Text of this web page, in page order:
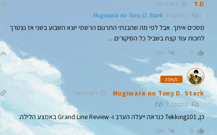
T.D 5 שנים לפני
בתגובה לMugiwara no Tony D. Stark
מסכים איתך. אבל לפי מה שהבנתי התרגום הרשמי יוצא השבוע בשני אז נצטרך
לחכות עוד קצת בשביל כל הסיקורים…
0 הגב
נקאמה
Mugiwara no Tony D. Stark 5 שנים לפני
בתגובה לT.D
כן, Tekking101 כנראה ייעלה הערב ו- Grand Line Review באמצע הלילה.
0 הגב